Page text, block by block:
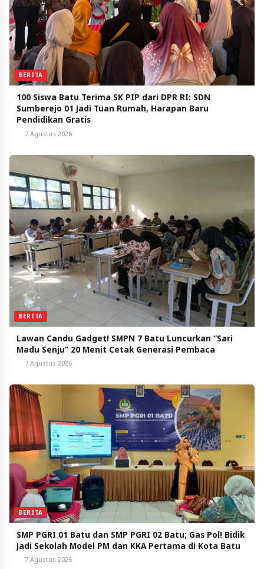
BERITA
100 Siswa Batu Terima SK PIP dari DPR RI: SDN
Sumberejo 01 Jadi Tuan Rumah, Harapan Baru
Pendidikan Gratis
7 Agustus 2026
BERITA
Lawan Candu Gadget! SMPN 7 Batu Luncurkan “Sari
Madu Senju” 20 Menit Cetak Generasi Pembaca
7 Agustus 2026
BERITA
SMP PGRI 01 Batu dan SMP PGRI 02 Batu; Gas Pol! Bidik
Jadi Sekolah Model PM dan KKA Pertama di Kota Batu
7 Agustus 2026